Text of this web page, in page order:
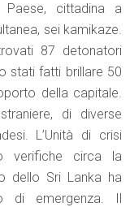
cittadina a
sei kamikaze.
87 detonatori
stati fatti brillare 50
della capitale.
di diverse
L’Unità di crisi
verifiche circa la
dello Sri Lanka ha
di emergenza. Il